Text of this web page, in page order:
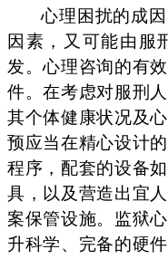
心理困扰的成
因素，又可能由服
发。心理咨询的有
件。在考虑对服刑
其个体健康状况及
预应当在精心设计
程序，配套的设备
具，以及营造出宜
案保管设施。监狱
升科学、完备的硬